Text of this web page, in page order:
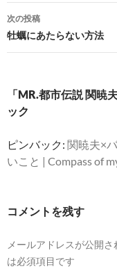
ナ
ビ
ー
シ
ン
次の投稿
牡蠣にあたらない方法
「MR.都市伝説 関暁
ック
ピンバック: 関暁夫×
いこと | Compass of
コメントを残す
メールアドレスが公開さ
は必須項目です